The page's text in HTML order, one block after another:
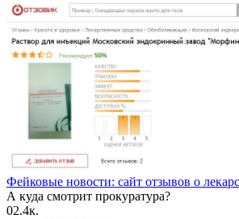
Фейковые новости: сайт отзывов о
А куда смотрит прокуратура?
02.4к.